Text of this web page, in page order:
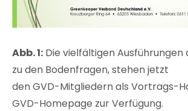
Abb. 1: Die vielfältigen
zu den Bodenfragen, stehen jetzt
den GVD-Mitgliedern als Vortrags-
GVD-Homepage zur Verfügung.